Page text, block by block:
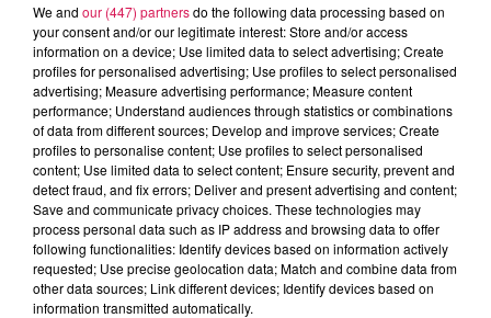
6h00 - 9h00
Le réveil de Canal FM
7h11
7h11 7h08
7h08 6h57
6h57
We and our (447) partnersdo the following data processing based on
your consent and/or our legitimate interest: Store and/or access
information on a device; Use limited data to select advertising; Create
profiles for personalised advertising; Use profiles to select personalised
advertising; Measure advertising performance; Measure content
performance; Understand audiences through statistics or combinations
of data from different sources; Develop and improve services; Create
profiles to personalise content; Use profiles to select personalised
content; Use limited data to select content; Ensure security, prevent and
detect fraud, and fix errors; Deliver and present advertising and content;
Save and communicate privacy choices. These technologies may
process personal data such as IP address and browsing data to offer
following functionalities: Identify devices based on information actively
requested; Use precise geolocation data; Match and combine data from
other data sources; Link different devices; Identify devices based on
information transmitted automatically.